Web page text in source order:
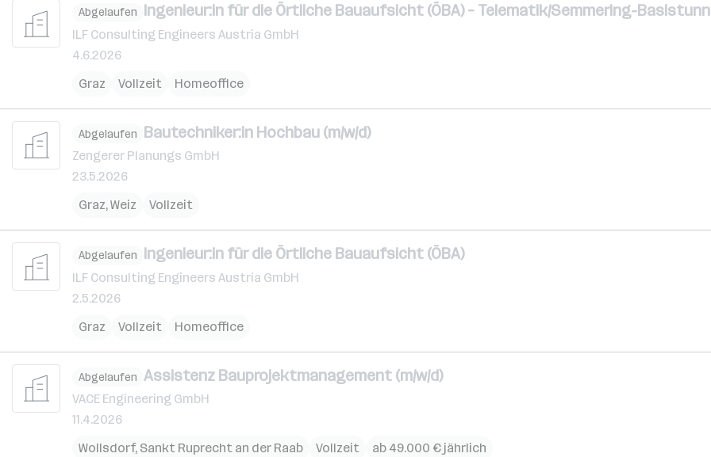
Abgelaufen Ingenieur:in für die Örtliche Bauaufsicht (ÖBA) – Telematik/Semmering-
ILF Consulting Engineers Austria GmbH
4.6.2026
Graz
Vollzeit Homeoffice
Abgelaufen Bautechniker:in Hochbau (m/w/d)
Zengerer Planungs GmbH
23.5.2026
Graz,Weiz Vollzeit
Abgelaufen Ingenieur:in für die Örtliche Bauaufsicht (ÖBA)
ILF Consulting Engineers Austria GmbH
2.5.2026
Graz
Vollzeit Homeoffice
Abgelaufen Assistenz Bauprojektmanagement (m/w/d)
VACE Engineering GmbH
11.4.2026
Wollsdorf, Sankt Ruprecht an der Raab Vollzeit ab 49.000 € jährlich